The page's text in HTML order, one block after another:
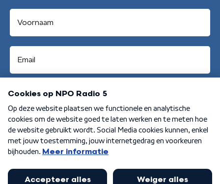
Aanmelden
Algemene voorwaarden